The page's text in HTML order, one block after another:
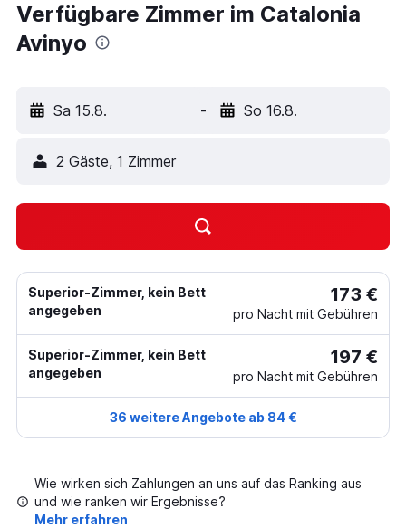
Verfügbare Zimmer im Catalonia
Avinyo
Sa 15.8. - So 16.8.
2 Gäste, 1 Zimmer
Superior-Zimmer, kein Bett
angegeben
173 €
pro Nacht mit Gebühren
Superior-Zimmer, kein Bett
angegeben
197 €
pro Nacht mit Gebühren
36 weitere Angebote ab 84 €
Wie wirken sich Zahlungen an uns auf das Ranking aus
und wie ranken wir Ergebnisse?
Mehr erfahren